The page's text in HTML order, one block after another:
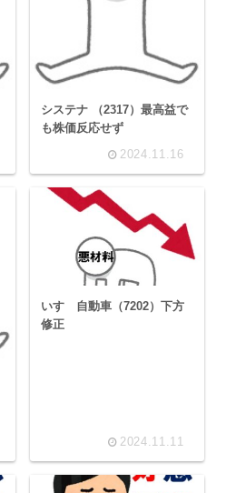
システナ （2317）最高益で
も株価反応せず
2024.11.16
いすゞ自動車（7202）下方
修正
2024.11.11